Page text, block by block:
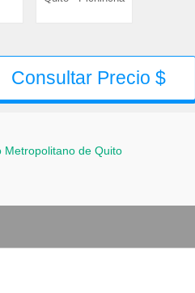
Consultar Precio $
Metropolitano de Quito